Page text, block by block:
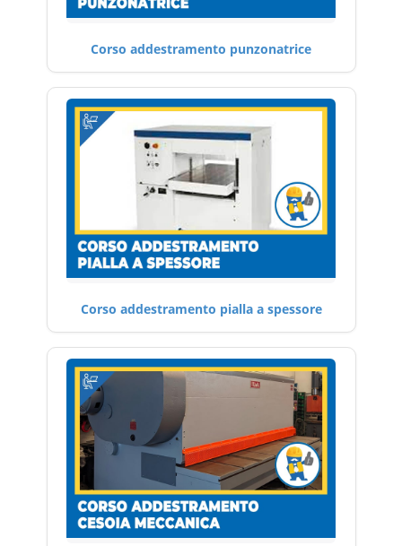
Corso addestramento punzonatrice
Corso addestramento pialla a spessore